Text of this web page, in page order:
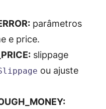
parâmetros
e price.
slippage
ou ajuste